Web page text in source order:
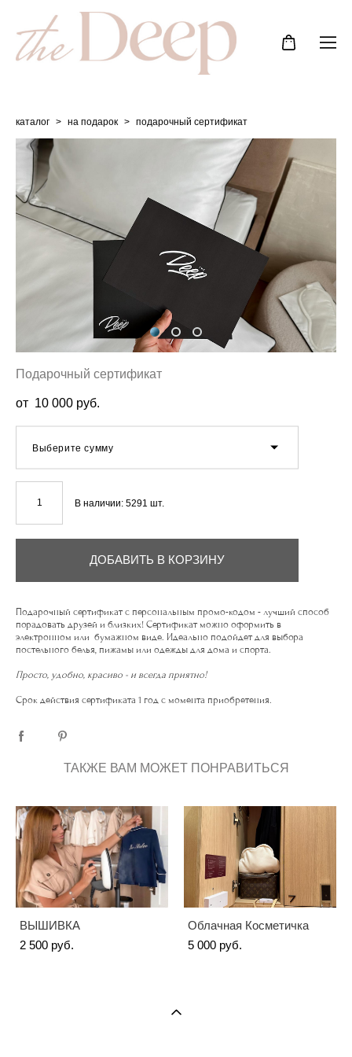
каталог > на подарок > подарочный сертификат
Подарочный сертификат
от 10 000 pуб.
Выберите сумму
В наличии: 5291 шт.
ДОБАВИТЬ В КОРЗИНУ
Подарочный сертификат с персональным промо-кодом - лучший способ
порадовать друзей и близких! Сертификат можно оформить в
электронном или бумажном виде. Идеально подойдет для выбора
постельного белья, пижамы или одежды для дома и спорта.
Просто, удобно, красиво - и всегда приятно!
Cрок действия сертификата 1 год с момента приобретения.
ТАКЖЕ ВАМ МОЖЕТ ПОНРАВИТЬСЯ
ВЫШИВКА
2 500 pуб.
Облачная Косметичка
5 000 pуб.